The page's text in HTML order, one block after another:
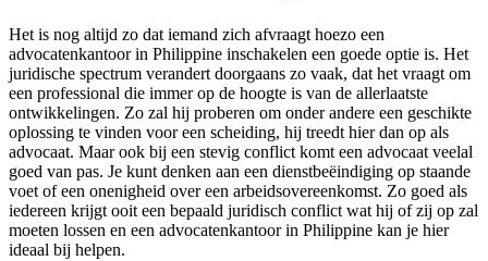
Het is nog altijd zo dat iemand zich afvraagt hoezo een
advocatenkantoor in Philippine inschakelen een goede optie is. Het
juridische spectrum verandert doorgaans zo vaak, dat het vraagt om
een professional die immer op de hoogte is van de allerlaatste
ontwikkelingen. Zo zal hij proberen om onder andere een geschikte
oplossing te vinden voor een scheiding, hij treedt hier dan op als
advocaat. Maar ook bij een stevig conflict komt een advocaat veelal
goed van pas. Je kunt denken aan een dienstbeëindiging op staande
voet of een onenigheid over een arbeidsovereenkomst. Zo goed als
iedereen krijgt ooit een bepaald juridisch conflict wat hij of zij op zal
moeten lossen en een advocatenkantoor in Philippine kan je hier
ideaal bij helpen.